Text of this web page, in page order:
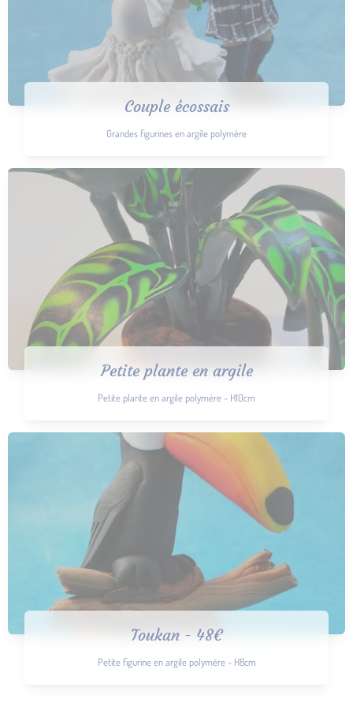
Couple écossais
Grandes figurines en argile polymère
Petite plante en argile
Petite plante en argile polymère - H10cm
Toukan - 48€
Petite figurine en argile polymère - H8cm